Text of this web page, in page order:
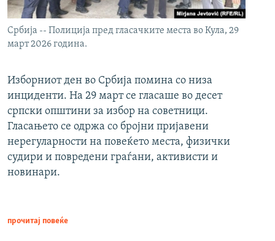
Србија -- Полиција пред гласачките места во Кула, 29
март 2026 година.
Изборниот ден во Србија помина со низа
инциденти. На 29 март се гласаше во десет
српски општини за избор на советници.
Гласањето се одржа со бројни пријавени
нерегуларности на повеќето места, физички
судири и повредени граѓани, активисти и
новинари.
прочитај повеќе